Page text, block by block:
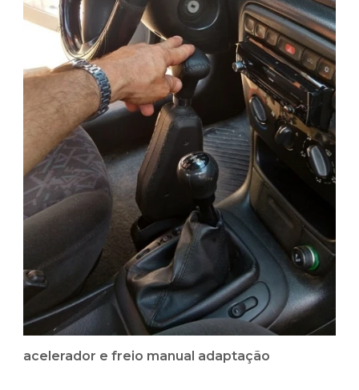
acelerador e freio manual adaptação